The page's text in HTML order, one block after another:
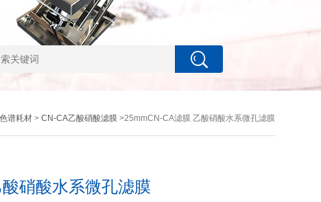
色谱耗材> CN-CA乙酸硝酸滤膜>25mmCN-CA滤膜 乙酸硝酸水系微孔滤膜
硝酸水系微孔滤膜